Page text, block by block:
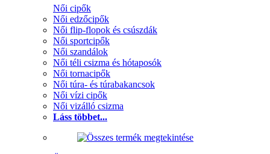
Női cipők
Női edzőcipők
Női flip-flopok és csúszdák
Női sportcipők
Női szandálok
Női téli csizma és hótaposók
Női tornacipők
Női túra- és túrabakancsok
Női vízi cipők
Női vizálló csizma
Láss többet...